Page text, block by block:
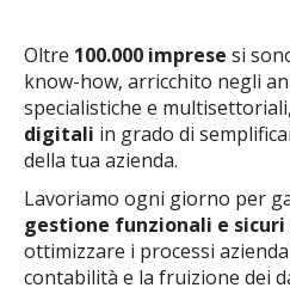
Oltre 100.000 imprese si
know-how, arricchito negli
specialistiche e
digitali in grado di
della tua azienda.
Lavoriamo ogni giorno per
gestione funzionali e sicuri
ottimizzare i processi
contabilità e la fruizione dei